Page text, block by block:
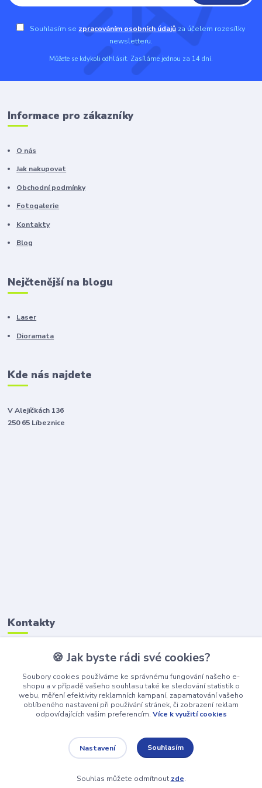
Souhlasím se zpracováním osobních údajů za účelem rozesílky
newsletteru.
Můžete se kdykoli odhlásit. Zasíláme jednou za 14 dní.
Informace pro zákazníky
O nás
Jak nakupovat
Obchodní podmínky
Fotogalerie
Kontakty
Blog
Nejčtenější na blogu
Laser
Dioramata
Kde nás najdete
V Alejíčkách 136
250 65 Líbeznice
Kontakty
(Po-Pá, 8-16 hod.)
awepe@atelier-wepe.cz
Vytvořeno na Eshop-rychle.cz
🍪 Jak byste rádi své cookies?
Soubory cookies používáme ke správnému fungování našeho e-
shopu a v případě vašeho souhlasu také ke sledování statistik o
webu, měření efektivity reklamních kampaní, zapamatování vašeho
oblíbeného nastavení při používání stránek, či zobrazení reklam
odpovídajících vašim preferencím. Více k využití cookies
Nastavení Souhlasím
Souhlas můžete odmítnout zde.